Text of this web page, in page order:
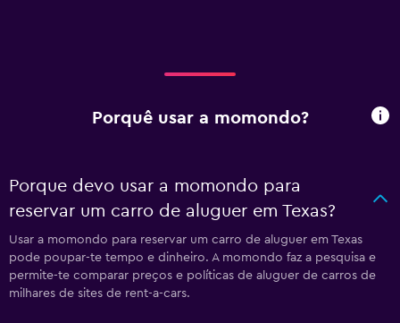
Porquê usar a momondo?
Porque devo usar a momondo para
reservar um carro de aluguer em Texas?
Usar a momondo para reservar um carro de aluguer em Texas
pode poupar-te tempo e dinheiro. A momondo faz a pesquisa e
permite-te comparar preços e políticas de aluguer de carros de
milhares de sites de rent-a-cars.